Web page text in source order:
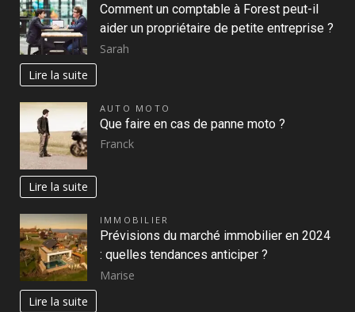
Comment un comptable à Forest peut-il
aider un propriétaire de petite entreprise ?
Sarah
Lire la suite
AUTO MOTO
Que faire en cas de panne moto ?
Franck
Lire la suite
IMMOBILIER
Prévisions du marché immobilier en 2024
: quelles tendances anticiper ?
Marise
Lire la suite